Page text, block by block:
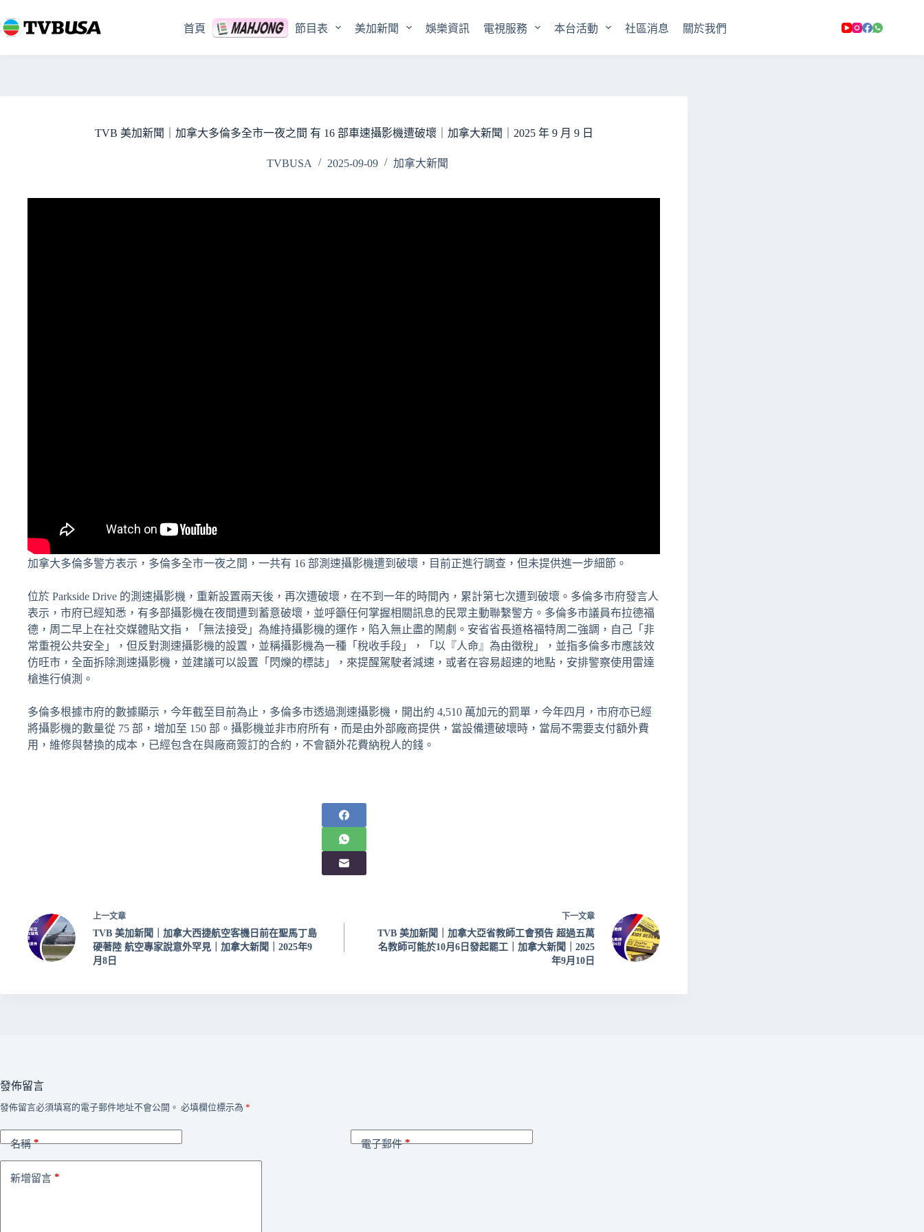
至
要
首頁 節目表 美加新聞 娛樂資訊 電視服務 本台活動 社區消息 關於我們
TVB 美加新聞｜加拿大多倫多全市一夜之間 有 16 部車速攝影機遭破壞｜加拿大新聞｜2025 年 9 月 9 日
TVBUSA 2025-09-09 加拿大新聞
加拿大多倫多警方表示，多倫多全市一夜之間，一共有 16 部測速攝影機遭到破壞，目前正進行調查，但未提供進一步細節。
位於 Parkside Drive 的測速攝影機，重新設置兩天後，再次遭破壞，在不到一年的時間內，累計第七次遭到破壞。多倫多市府發言人
表示，市府已經知悉，有多部攝影機在夜間遭到蓄意破壞，並呼籲任何掌握相關訊息的民眾主動聯繫警方。多倫多市議員布拉德福
德，周二早上在社交媒體貼文指，「無法接受」為維持攝影機的運作，陷入無止盡的鬧劇。安省省長道格福特周二強調，自己「非
常重視公共安全」，但反對測速攝影機的設置，並稱攝影機為一種「稅收手段」，「以『人命』為由徵稅」，並指多倫多市應該效
仿旺市，全面拆除測速攝影機，並建議可以設置「閃爍的標誌」，來提醒駕駛者減速，或者在容易超速的地點，安排警察使用雷達
槍進行偵測。
多倫多根據市府的數據顯示，今年截至目前為止，多倫多市透過測速攝影機，開出約 4,510 萬加元的罰單，今年四月，市府亦已經
將攝影機的數量從 75 部，增加至 150 部。攝影機並非市府所有，而是由外部廠商提供，當設備遭破壞時，當局不需要支付額外費
用，維修與替換的成本，已經包含在與廠商簽訂的合約，不會額外花費納稅人的錢。
上一文章
TVB 美加新聞｜加拿大西捷航空客機日前在聖馬丁島
硬著陸 航空專家說意外罕見｜加拿大新聞｜2025年9
月8日
下一文章
TVB 美加新聞｜加拿大亞省教師工會預告 超過五萬
名教師可能於10月6日發起罷工｜加拿大新聞｜2025
年9月10日
發佈留言
發佈留言必須填寫的電子郵件地址不會公開。 必填欄位標示為 *
名稱* 電子郵件*
新增留言 *